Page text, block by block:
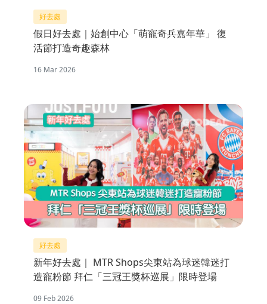
好去處
假日好去處｜始創中心「萌寵奇兵嘉年華」 復
活節打造奇趣森林
16 Mar 2026
好去處
新年好去處｜ MTR Shops尖東站為球迷韓迷打
造寵粉節 拜仁「三冠王獎杯巡展」限時登場
09 Feb 2026